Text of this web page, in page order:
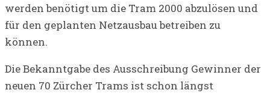
werden benötigt um die Tram 2000 abzulösen und
für den geplanten Netzausbau betreiben zu
können.
Die Bekanntgabe des Ausschreibung Gewinner der
neuen 70 Zürcher Trams ist schon längst